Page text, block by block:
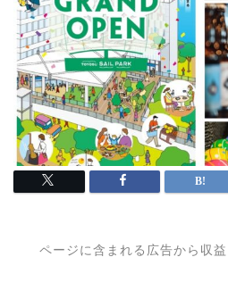
ページに含まれる広告から収